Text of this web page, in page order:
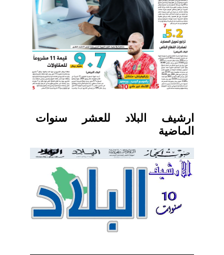
ارشيف البلاد للعشر سنوات
الماضية